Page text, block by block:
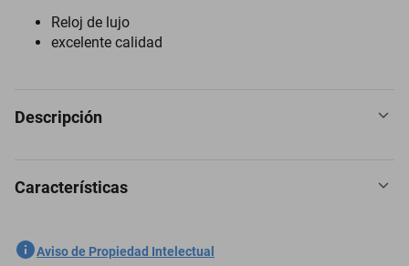
Reloj de lujo
excelente calidad
Descripción
Reloj Invicta 46146 Hombres Negro
Características
SKU
Aviso de Propiedad Intelectual